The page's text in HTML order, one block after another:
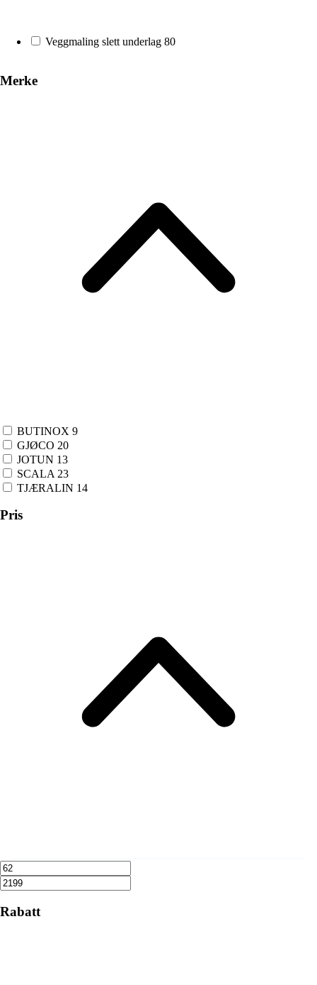
Veggmaling slett underlag 80
Merke
BUTINOX 9
GJØCO 20
JOTUN 13
SCALA 23
TJÆRALIN 14
Pris
Rabatt